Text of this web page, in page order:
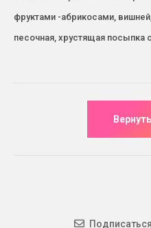
фруктами -абрикосами,
песочная, хрустящая
Подписаться